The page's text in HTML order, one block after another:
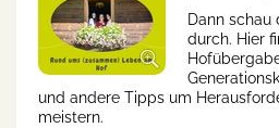
Dann schau
durch. Hier
und andere Tipps um
meistern.